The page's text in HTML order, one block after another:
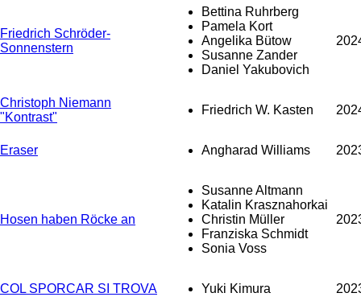
Friedrich Schröder-
Sonnenstern
Bettina Ruhrberg
Pamela Kort
Angelika Bütow
Susanne Zander
Daniel Yakubovich
Christoph Niemann
"Kontrast"
Friedrich W. Kasten
Eraser Angharad Williams
Hosen haben Röcke an
Susanne Altmann
Katalin Krasznahorkai
Christin Müller
Franziska Schmidt
Sonia Voss
COL SPORCAR SI TROVA Yuki Kimura